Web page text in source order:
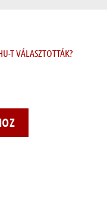
T VÁLASZTOTTÁK?